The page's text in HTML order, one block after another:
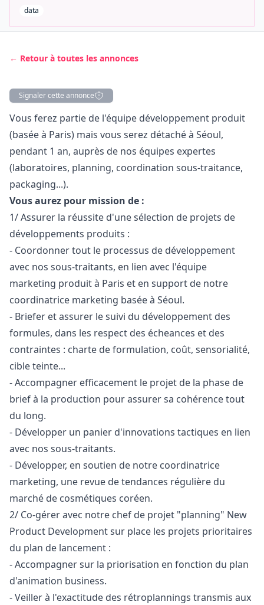
data
← Retour à toutes les annonces
Signaler cette annonce
Description
Vous ferez partie de l'équipe développement produit
(basée à Paris) mais vous serez détachéà Séoul,
pendant 1 an, auprès de nos équipes expertes
(laboratoires, planning, coordination sous-traitance,
packaging...).
Vous aurez pour mission de :
1/ Assurer la réussite d'une sélection de projets de
développements produits :
- Coordonner tout le processus de développement
avec nos sous-traitants, en lien avec l'équipe
marketing produit à Paris et en support de notre
coordinatrice marketing basée à Séoul.
- Briefer et assurer le suivi du développement des
formules, dans les respect des écheances et des
contraintes : charte de formulation, coût, sensorialité,
cible teinte...
- Accompagner efficacement le projet de la phase de
brief à la production pour assurer sa cohérence tout
du long.
- Développer un panier d'innovations tactiques en lien
avec nos sous-traitants.
- Développer, en soutien de notre coordinatrice
marketing, une revue de tendances régulière du
marché de cosmétiques coréen.
2/ Co-gérer avec notre chef de projet "planning" New
Product Development sur place les projets prioritaires
du plan de lancement :
- Accompagner sur la priorisation en fonction du plan
d'animation business.
- Veiller à l'exactitude des rétroplannings transmis aux